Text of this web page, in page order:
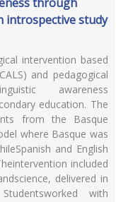
introspective study
intervention based
and pedagogical
awareness
education. The
from the Basque
where Basque was
and English
included
delivered in
with